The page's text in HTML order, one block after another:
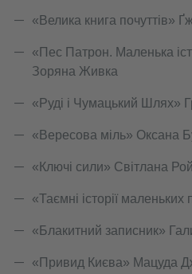
«Велика книга почуттів»
«Пес Патрон. Маленька
Зоряна Живка
«Руді і Чумацький Шлях»
«Вересова міль» Оксана
«Ключі сили» Cвітлана
«Таємні історії
«Блакитний записник»
«Привид Києва» Мацуда